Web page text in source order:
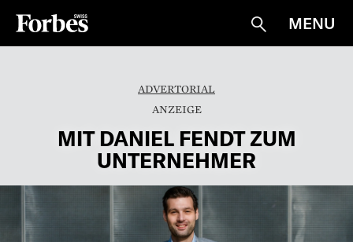
Suche
MENU
ADVERTORIAL
MIT DANIEL FENDT ZUM
UNTERNEHMER